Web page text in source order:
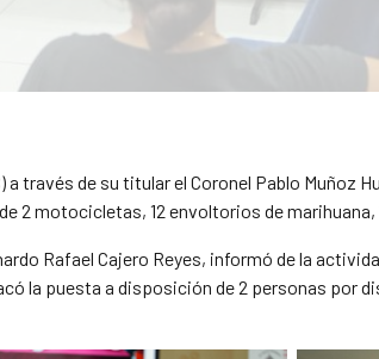
a través de su titular el Coronel Pablo
2 motocicletas, 12 envoltorios de marihuana,
Rafael Cajero Reyes, informó de la
la puesta a disposición de 2 personas